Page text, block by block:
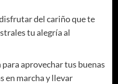
del cariño que te
tu alegría al
para aprovechar tus buenas
en marcha y llevar